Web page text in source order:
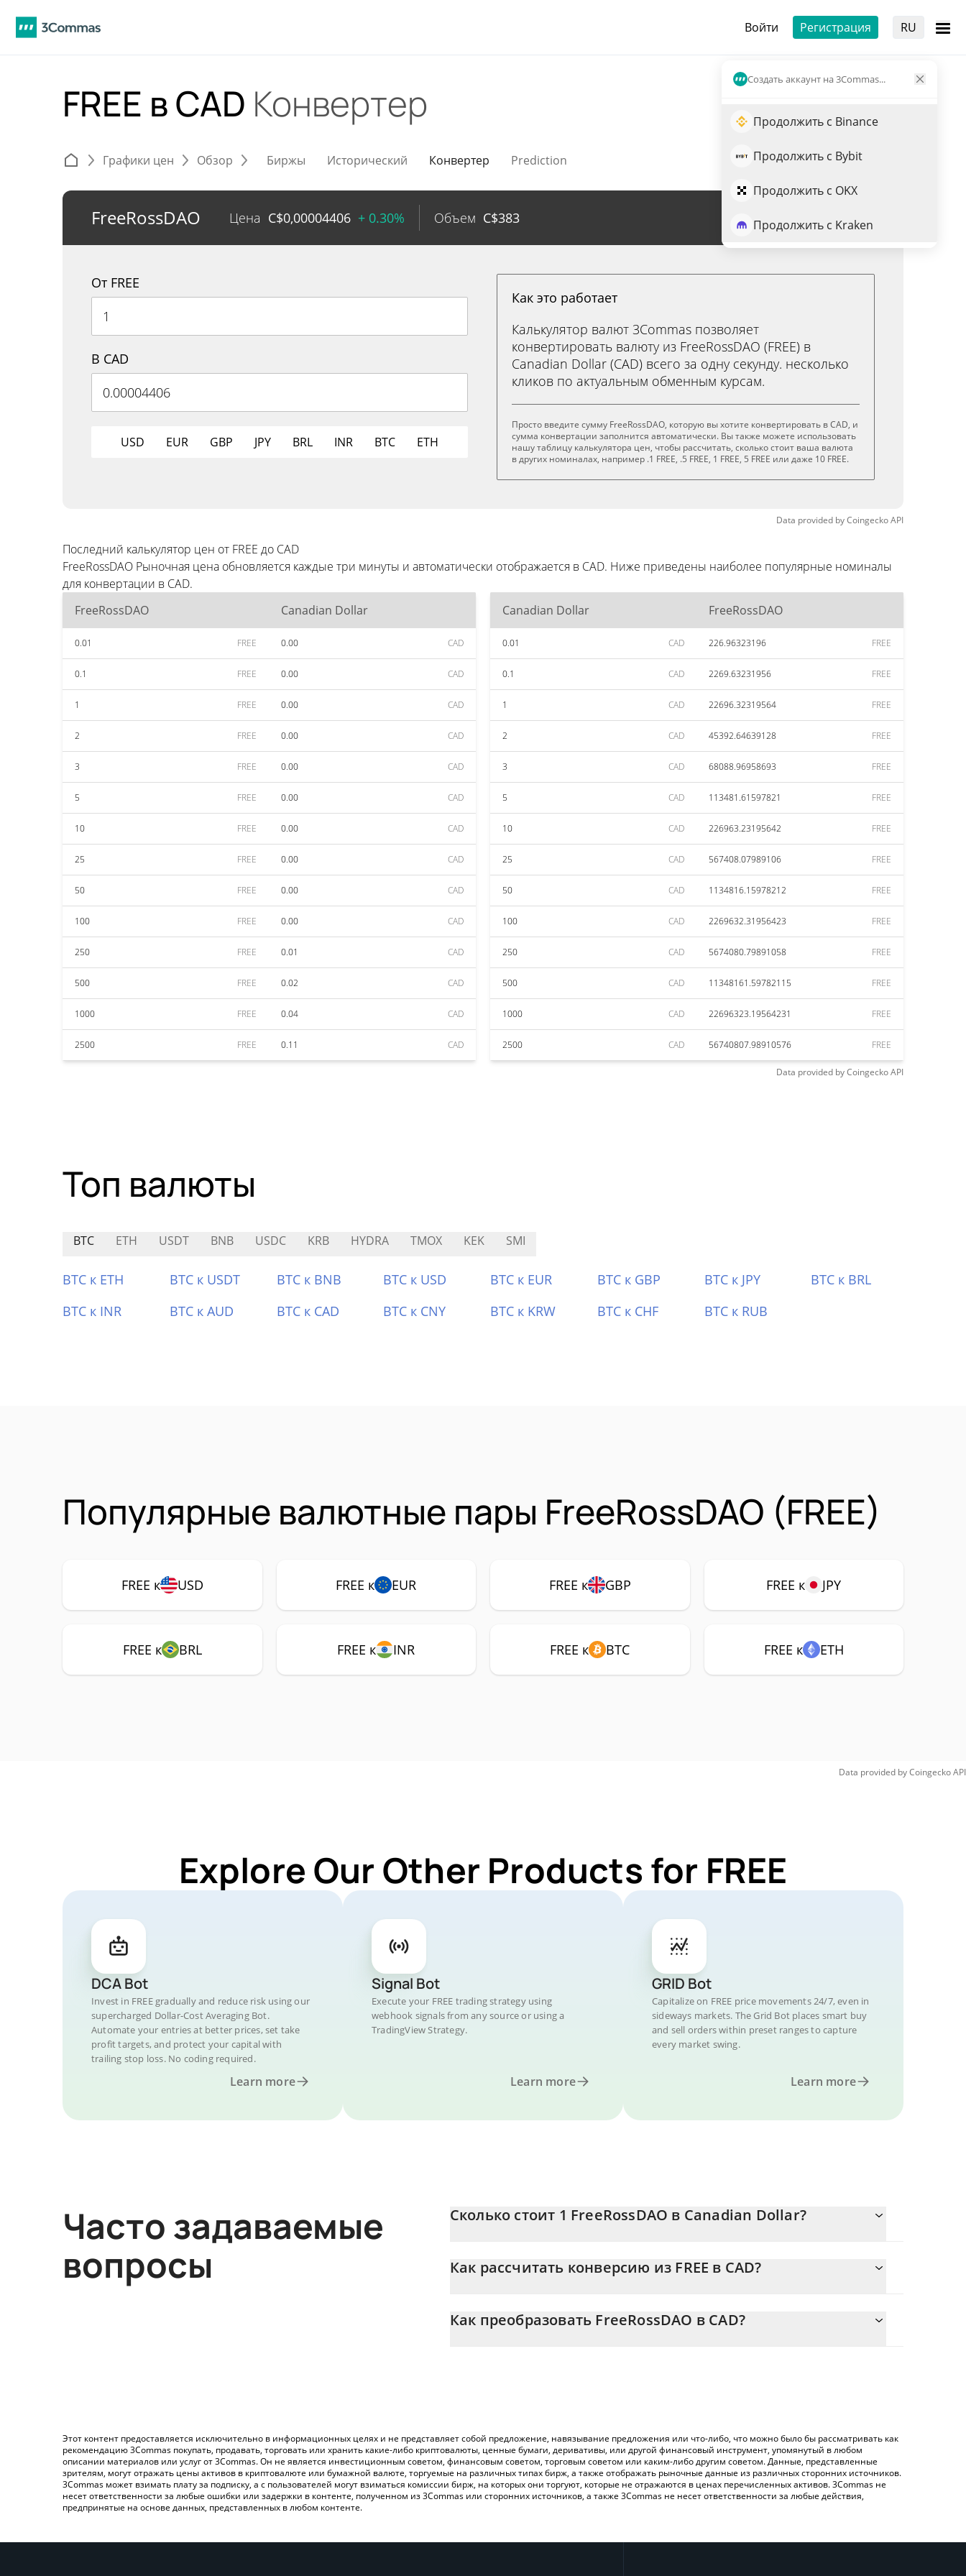
Войти Регистрация RU
Создать аккаунт на 3Commas...
Продолжить с Binance
Продолжить с Bybit
Продолжить с OKX
Продолжить с Kraken
FREE в CAD Конвертер
Графики цен Обзор Биржы Исторический Конвертер Prediction
FreeRossDAO Цена C$0,00004406 + 0.30% Объем C$383 Торговля FREE
От FREE
В CAD
USD EUR GBP JPY BRL INR BTC ETH
Как это работает
Калькулятор валют 3Commas позволяет
конвертировать валюту из FreeRossDAO (FREE) в
Canadian Dollar (CAD) всего за одну секунду. несколько
кликов по актуальным обменным курсам.
Просто введите сумму FreeRossDAO, которую вы хотите конвертировать в CAD, и
сумма конвертации заполнится автоматически. Вы также можете использовать
нашу таблицу калькулятора цен, чтобы рассчитать, сколько стоит ваша валюта
в других номиналах, например .1 FREE, .5 FREE, 1 FREE, 5 FREE или даже 10 FREE.
Data provided byCoingeckoAPI
Последний калькулятор цен от FREE до CAD
FreeRossDAO Рыночная цена обновляется каждые три минуты и автоматически отображается в CAD. Ниже приведены наиболее популярные номиналы
для конвертации в CAD.
FreeRossDAO
Canadian Dollar
0.01 FREE 0.00 CAD
0.1 FREE 0.00 CAD
1 FREE 0.00 CAD
2 FREE 0.00 CAD
3 FREE 0.00 CAD
5 FREE 0.00 CAD
10 FREE 0.00 CAD
25 FREE 0.00 CAD
50 FREE 0.00 CAD
100 FREE 0.00 CAD
250 FREE 0.01 CAD
500 FREE 0.02 CAD
1000 FREE 0.04 CAD
2500 FREE 0.11 CAD
Canadian Dollar FreeRossDAO
0.01 CAD 226.96323196 FREE
0.1 CAD 2269.63231956 FREE
1 CAD 22696.32319564 FREE
2 CAD 45392.64639128 FREE
3 CAD 68088.96958693 FREE
5 CAD 113481.61597821 FREE
10 CAD 226963.23195642 FREE
25 CAD 567408.07989106 FREE
50 CAD 1134816.15978212 FREE
100 CAD 2269632.31956423 FREE
250 CAD 5674080.79891058 FREE
500 CAD 11348161.59782115 FREE
1000 CAD 22696323.19564231 FREE
2500 CAD 56740807.98910576 FREE
Data provided byCoingeckoAPI
Топ валюты
BTC ETH USDT BNB USDC KRB HYDRA TMOX KEK SMI
BTC к ETH BTC к USDT BTC к BNB BTC к USD BTC к EUR BTC к GBP BTC к JPY
BTC к BRL
BTC к INR
BTC к AUD BTC к CAD BTC к CNY BTC к KRW BTC к CHF BTC к RUB
Популярные валютные пары FreeRossDAO (FREE)
FREE к USD FREE к EUR FREE к GBP FREE к JPY
FREE к BRL FREE к INR FREE к BTC FREE к ETH
Data provided byCoingeckoAPI
Explore Our Other Products for FREE
DCA Bot
Invest in FREE gradually and reduce risk using our
supercharged Dollar-Cost Averaging Bot.
Automate your entries at better prices, set take
profit targets, and protect your capital with
trailing stop loss. No coding required.
Learn more
Signal Bot
Execute your FREE trading strategy using
webhook signals from any source or using a
TradingView Strategy.
Learn more
GRID Bot
Capitalize on FREE price movements 24/7, even in
sideways markets. The Grid Bot places smart buy
and sell orders within preset ranges to capture
every market swing.
Learn more
Часто задаваемые
вопросы
Сколько стоит 1 FreeRossDAO в Canadian Dollar?
На данный момент 1 FreeRossDAO равно 0.00004406 {toSymbol
Как рассчитать конверсию из FREE в CAD?
в CAD, просто введя сумму FreeRossDAO в соответствующее поле, и автоматически
конвертирует значение в Canadian Dollar ({ toSymbol}).
Как преобразовать FreeRossDAO в CAD?
Этот контент предоставляется исключительно в информационных целях и не представляет собой предложение, навязывание предложения или что-либо, что можно было бы рассматривать как
рекомендацию 3Commas покупать, продавать, торговать или хранить какие-либо криптовалюты, ценные бумаги, деривативы, или другой финансовый инструмент, упомянутый в любом
описании материалов или услуг от 3Commas. Он не является инвестиционным советом, финансовым советом, торговым советом или каким-либо другим советом. Данные, представленные
зрителям, могут отражать цены активов в криптовалюте или бумажной валюте, торгуемые на различных типах бирж, а также отображать рыночные данные из различных сторонних источников.
3Commas может взимать плату за подписку, а с пользователей могут взиматься комиссии бирж, на которых они торгуют, которые не отражаются в ценах перечисленных активов. 3Commas не
несет ответственности за любые ошибки или задержки в контенте, полученном из 3Commas или сторонних источников, а также 3Commas не несет ответственности за любые действия,
предпринятые на основе данных, представленных в любом контенте.